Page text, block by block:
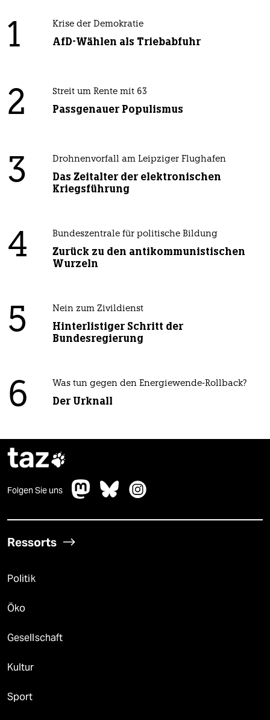
1 Krise der Demokratie
AfD-Wählen als Triebabfuhr
2 Streit um Rente mit 63
Passgenauer Populismus
3 Drohnenvorfall am Leipziger Flughafen
Das Zeitalter der elektronischen
Kriegsführung
4 Bundeszentrale für politische Bildung
Zurück zu den antikommunistischen
Wurzeln
5 Nein zum Zivildienst
Hinterlistiger Schritt der
Bundesregierung
6 Was tun gegen den Energiewende-Rollback?
Der Urknall
taz
Folgen Sie uns
Ressorts
Politik
Öko
Gesellschaft
Kultur
Sport